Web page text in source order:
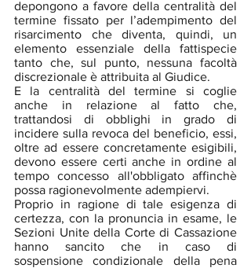
depongono a favore della centralità del
termine fissato per l’adempimento del
risarcimento che diventa, quindi, un
elemento essenziale della fattispecie
tanto che, sul punto, nessuna facoltà
discrezionale è attribuita al Giudice.
E la centralità del termine si coglie
anche in relazione al fatto che,
trattandosi di obblighi in grado di
incidere sulla revoca del beneficio, essi,
oltre ad essere concretamente esigibili,
devono essere certi anche in ordine al
tempo concesso all'obbligato affinchè
possa ragionevolmente adempiervi.
Proprio in ragione di tale esigenza di
certezza, con la pronuncia in esame, le
Sezioni Unite della Corte di Cassazione
hanno sancito che in caso di
sospensione condizionale della pena